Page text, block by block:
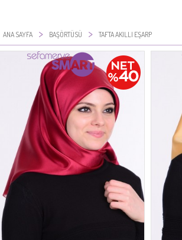
ANA SAYFA > BAŞÖRTÜSÜ > TAFTA AKILLI EŞARP